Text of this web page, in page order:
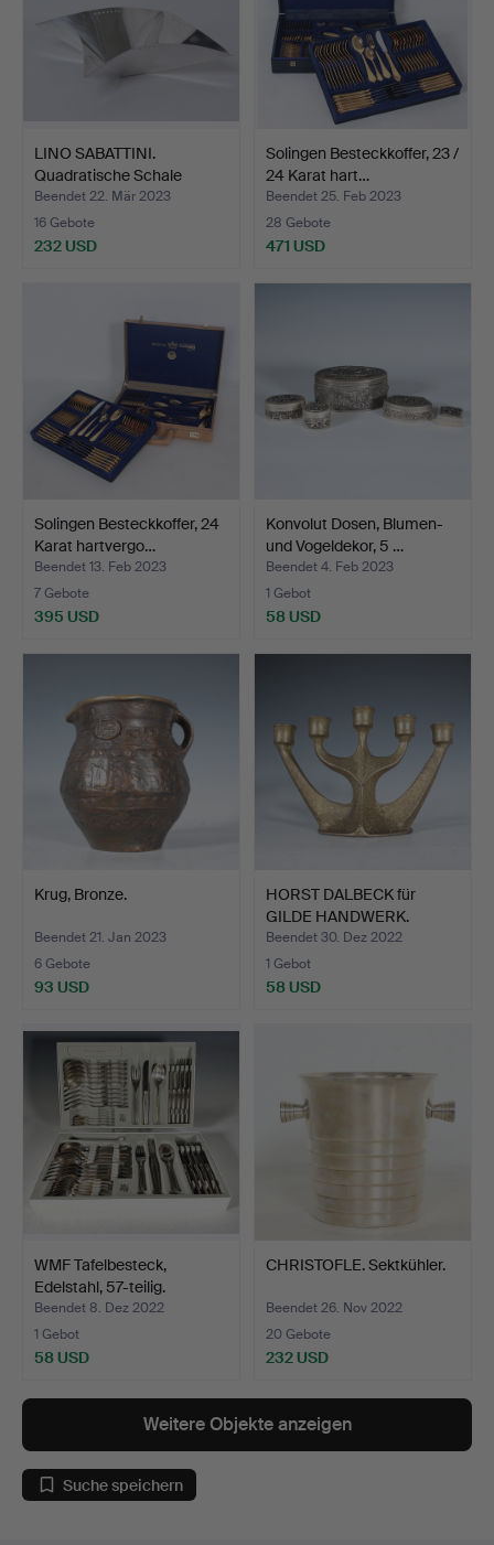
LINO SABATTINI.
Quadratische Schale
'Cente…
Beendet 22. Mär 2023
16 Gebote
232 USD
Solingen Besteckkoffer, 23 /
24 Karat hart…
Beendet 25. Feb 2023
28 Gebote
471 USD
Solingen Besteckkoffer, 24
Karat hartvergo…
Beendet 13. Feb 2023
7 Gebote
395 USD
Konvolut Dosen, Blumen-
und Vogeldekor, 5 …
Beendet 4. Feb 2023
1 Gebot
58 USD
Krug, Bronze.
Beendet 21. Jan 2023
6 Gebote
93 USD
HORST DALBECK für
GILDE HANDWERK.
Brutalis…
Beendet 30. Dez 2022
1 Gebot
58 USD
WMF Tafelbesteck,
Edelstahl, 57-teilig.
Beendet 8. Dez 2022
1 Gebot
58 USD
CHRISTOFLE. Sektkühler.
Beendet 26. Nov 2022
20 Gebote
232 USD
Weitere Objekte anzeigen
Suche speichern